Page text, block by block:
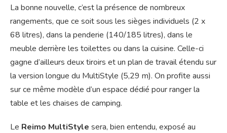
La bonne nouvelle, c’est la présence de nombreux
rangements, que ce soit sous les sièges individuels (2 x
68 litres), dans la penderie (140/185 litres), dans le
meuble derrière les toilettes ou dans la cuisine. Celle-ci
gagne d’ailleurs deux tiroirs et un plan de travail étendu sur
la version longue du MultiStyle (5,29 m). On profite aussi
sur ce même modèle d’un espace dédié pour ranger la
table et les chaises de camping.
Le Reimo MultiStyle sera, bien entendu, exposé au